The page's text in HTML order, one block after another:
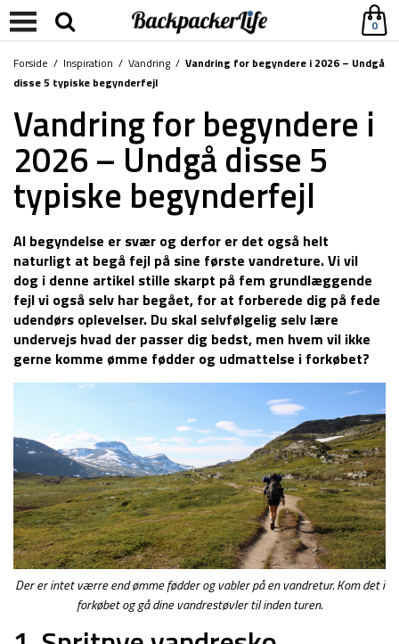
0
Forside / Inspiration / Vandring / Vandring for begyndere i 2026 – Undgå
disse 5 typiske begynderfejl
Vandring for begyndere i
2026 – Undgå disse 5
typiske begynderfejl
Al begyndelse er svær og derfor er det også helt
naturligt at begå fejl på sine første vandreture. Vi vil
dog i denne artikel stille skarpt på fem grundlæggende
fejl vi også selv har begået, for at forberede dig på fede
udendørs oplevelser. Du skal selvfølgelig selv lære
undervejs hvad der passer dig bedst, men hvem vil ikke
gerne komme ømme fødder og udmattelse i forkøbet?
Der er intet værre end ømme fødder og vabler på en vandretur. Kom det i
forkøbet og gå dine vandrestøvler til inden turen.